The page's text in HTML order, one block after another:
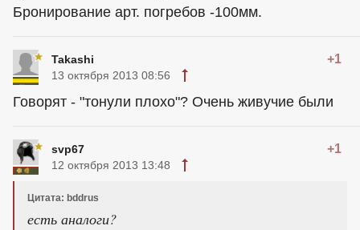
Бронирование арт. погребов -100мм.
Takashi +1
13 октября 2013 08:56
Говорят - "тонули плохо"? Очень живучие были
svp67 +1
12 октября 2013 13:48
Цитата: bddrus
есть аналоги?